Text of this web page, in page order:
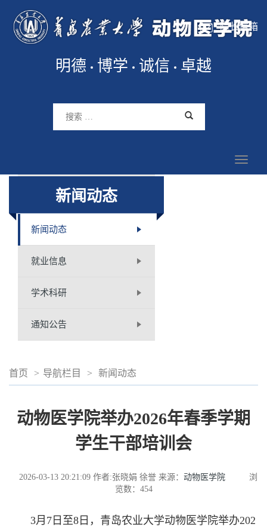
院长信箱
明德 博学 诚信 卓越
新闻动态
新闻动态
就业信息
学术科研
通知公告
首页 > 导航栏目 > 新闻动态
动物医学院举办2026年春季学期
学生干部培训会
2026-03-13 20:21:09 作者:张晓娟 徐誉 来源： 动物医学院
浏
览数： 454
3月7日至8日，青岛农业大学动物医学院举办202